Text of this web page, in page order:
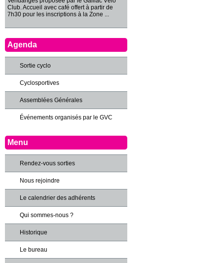
Club. Accueil avec café offert à partir de
7h30 pour les inscriptions à la Zone ...
Agenda
Sortie cyclo
Cyclosportives
Assemblées Générales
Événements organisés par le GVC
Menu
Rendez-vous sorties
Nous rejoindre
Le calendrier des adhérents
Qui sommes-nous ?
Historique
Le bureau